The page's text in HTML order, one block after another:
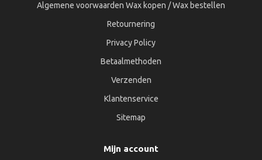
Algemene voorwaarden Wax kopen / Wax bestellen
Retournering
Privacy Policy
Betaalmethoden
Verzenden
Klantenservice
Sitemap
Mijn account